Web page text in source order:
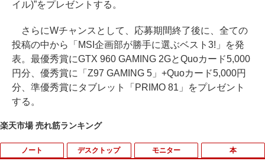
イル)”をプレゼントする。
さらにWチャンスとして、応募期間終了後に、全ての
投稿の中から「MSI企画部が勝手に選ぶベスト3!」を発
表。最優秀賞にGTX 960 GAMING 2GとQuoカード5,000
円分、優秀賞に「Z97 GAMING 5」+Quoカード5,000円
分、準優秀賞にタブレット「PRIMO 81」をプレゼント
する。
楽天市場 売れ筋ランキング
ノート デスクトップ モニター 本